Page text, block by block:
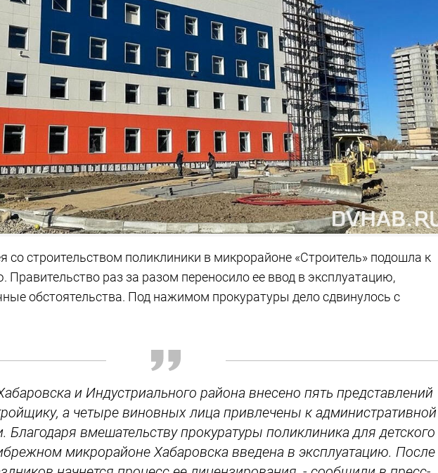
со строительством поликлиники в микрорайоне «Строитель» подошла к
Правительство раз за разом переносило ее ввод в эксплуатацию,
обстоятельства. Под нажимом прокуратуры дело сдвинулось с
и Индустриального района внесено пять представлений
а четыре виновных лица привлечены к административной
Благодаря вмешательству прокуратуры поликлиника для детского
микрорайоне Хабаровска введена в эксплуатацию. После